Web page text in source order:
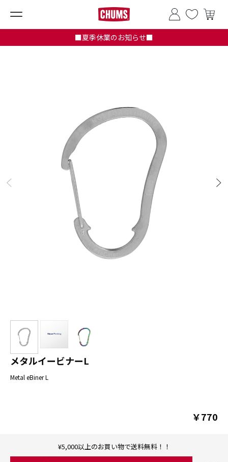
■夏季休業のお知らせ■
メタルイービナーL
Metal eBiner L
￥770
¥5,000以上のお買い物で送料無料！！